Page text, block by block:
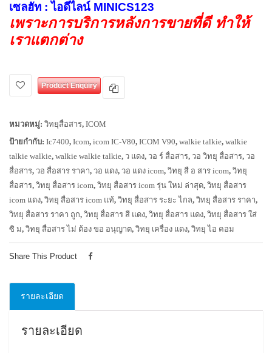
เซลฮัท : ไอดีไลน์ MINICS123
เพราะการบริการหลังการขายที่ดี ทำให้
เราแตกต่าง
Product Enquiry
หมวดหมู่: วิทยุสื่อสาร, ICOM
ป้ายกำกับ: Ic7400, Icom, icom IC-V80, ICOM V90, walkie talkie, walkie
talkie walkie, walkie walkie talkie, ว แดง, วอ ร์ สื่อสาร, วอ วิทยุ สื่อสาร, วอ
สื่อสาร, วอ สื่อสาร ราคา, วอ แดง, วอ แดง icom, วิทยุ สื อ สาร icom, วิทยุ
สื่อสาร, วิทยุ สื่อสาร icom, วิทยุ สื่อสาร icom รุ่น ใหม่ ล่าสุด, วิทยุ สื่อสาร
icom แดง, วิทยุ สื่อสาร icom แท้, วิทยุ สื่อสาร ระยะ ไกล, วิทยุ สื่อสาร ราคา,
วิทยุ สื่อสาร ราคา ถูก, วิทยุ สื่อสาร สี แดง, วิทยุ สื่อสาร แดง, วิทยุ สื่อสาร ใส่
ซิ ม, วิทยุ สื่อสาร ไม่ ต้อง ขอ อนุญาต, วิทยุ เครื่อง แดง, วิทยุ ไอ คอม
Share This Product
รายละเอียด
รายละเอียด